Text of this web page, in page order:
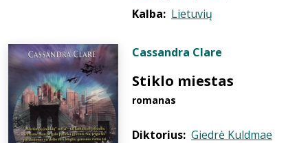
Kalba: Lietuvių
Cassandra Clare
Stiklo miestas
romanas
Diktorius: Giedrė Kuldmae